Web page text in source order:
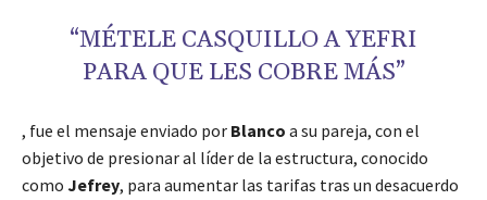
“MÉTELE CASQUILLO A YEFRI
PARA QUE LES COBRE MÁS”
, fue el mensaje enviado por Blanco a su pareja, con el
objetivo de presionar al líder de la estructura, conocido
como Jefrey, para aumentar las tarifas tras un desacuerdo